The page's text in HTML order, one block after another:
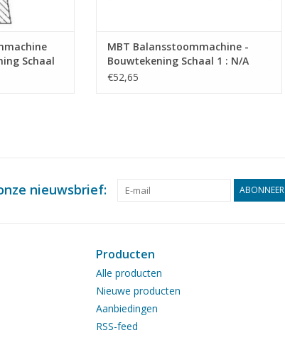
Schaal
MBT Balansstoommachine -
Bouwtekening Schaal 1 : N/A
(60.01.012)
€52,65
nieuwsbrief: ABONNEER
Producten
Alle producten
Nieuwe producten
Aanbiedingen
RSS-feed